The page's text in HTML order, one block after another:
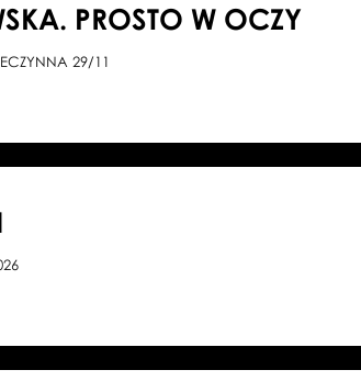
PROSTO W OCZY
29/11